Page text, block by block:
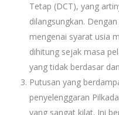
Tetap (DCT), yang
dilangsungkan.
mengenai syarat usia
dihitung sejak masa
yang tidak berdasar
Putusan yang
penyelenggaran
yang sangat kilat. Ini